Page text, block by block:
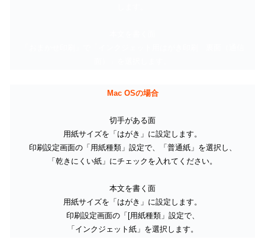
Mac OSの場合
切手がある面
用紙サイズを「はがき」に設定します。
印刷設定画面の「用紙種類」設定で、「普通紙」を選択し、
「乾きにくい紙」にチェックを入れてください。
本文を書く面
用紙サイズを「はがき」に設定します。
印刷設定画面の「[用紙種類」設定で、
「インクジェット紙」を選択します。